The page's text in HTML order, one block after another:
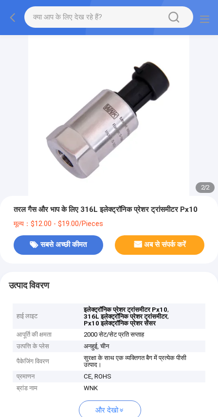
2/2
तरल गैस और भाप के लिए 316L इलेक्ट्रॉनिक प्रेशर ट्रांसमीटर Px10
मूल्य：$12.00 - $19.00/Pieces
सबसे अच्छी कीमत अब से संपर्क करें
उत्पाद विवरण
हाई लाइट
इलेक्ट्रॉनिक प्रेशर ट्रांसमीटर Px10,
316L इलेक्ट्रॉनिक प्रेशर ट्रांसमीटर,
Px10 इलेक्ट्रॉनिक प्रेशर सेंसर
आपूर्ति की क्षमता
2000 सेट/सेट प्रति सप्ताह
उत्पत्ति के प्लेस
अनहुई, चीन
पैकेजिंग विवरण
सुरक्षा के साथ एक व्यक्तिगत बैग में प्रत्येक पीसी
उत्पाद।
प्रमाणन
CE, ROHS
ब्रांड नाम
WNK
और देखो